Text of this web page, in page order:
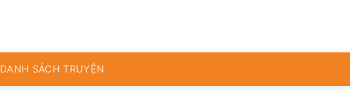
DANH SÁCH TRUYỆN